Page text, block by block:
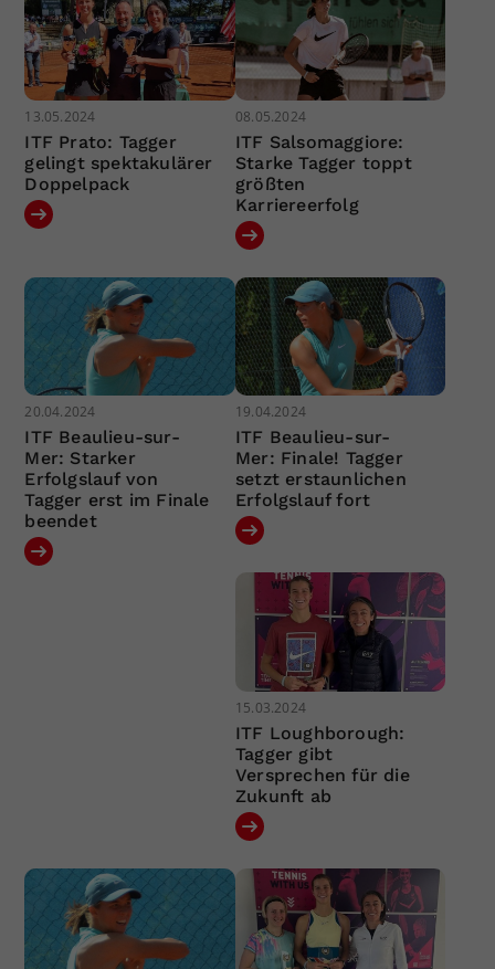
13.05.2024
ITF Prato: Tagger
gelingt spektakulärer
Doppelpack
08.05.2024
ITF Salsomaggiore:
Starke Tagger toppt
größten
Karriereerfolg
20.04.2024
ITF Beaulieu-sur-
Mer: Starker
Erfolgslauf von
Tagger erst im Finale
beendet
19.04.2024
ITF Beaulieu-sur-
Mer: Finale! Tagger
setzt erstaunlichen
Erfolgslauf fort
15.03.2024
ITF Loughborough:
Tagger gibt
Versprechen für die
Zukunft ab